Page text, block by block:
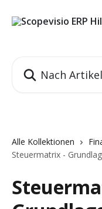
Alle Kollektionen
Steuermatrix -